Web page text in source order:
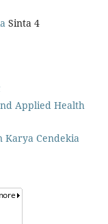
Sinta 4
Applied Health
Karya Cendekia